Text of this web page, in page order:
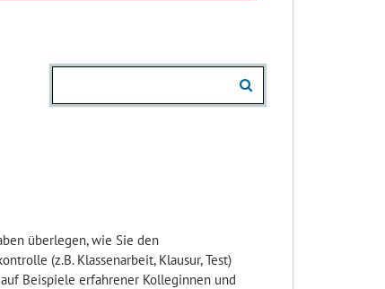
überlegen, wie Sie den
(z.B. Klassenarbeit, Klausur, Test)
Beispiele erfahrener Kolleginnen und